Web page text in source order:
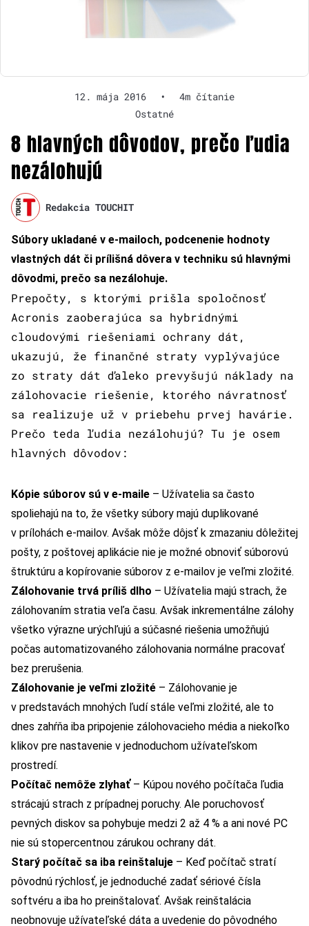
12. mája 2016 •
4m čítanie
Ostatné
8 hlavných dôvodov, prečo ľudia
nezálohujú
Redakcia TOUCHIT
Súbory ukladané v e-mailoch, podcenenie hodnoty
vlastných dát či prílišná dôvera v techniku sú hlavnými
dôvodmi, prečo sa nezálohuje.
Prepočty, s ktorými prišla spoločnosť
Acronis zaoberajúca sa hybridnými
cloudovými riešeniami ochrany dát,
ukazujú, že finančné straty vyplývajúce
zo straty dát ďaleko prevyšujú náklady na
zálohovacie riešenie, ktorého návratnosť
sa realizuje už v priebehu prvej havárie.
Prečo teda ľudia nezálohujú? Tu je osem
hlavných dôvodov:
Kópie súborov sú v e-maile – Užívatelia sa často
spoliehajú na to, že všetky súbory majú duplikované
v prílohách e-mailov. Avšak môže dôjsť k zmazaniu dôležitej
pošty, z poštovej aplikácie nie je možné obnoviť súborovú
štruktúru a kopírovanie súborov z e-mailov je veľmi zložité.
Zálohovanie trvá príliš dlho – Užívatelia majú strach, že
zálohovaním stratia veľa času. Avšak inkrementálne zálohy
všetko výrazne urýchľujú a súčasné riešenia umožňujú
počas automatizovaného zálohovania normálne pracovať
bez prerušenia.
Zálohovanie je veľmi zložité – Zálohovanie je
v predstavách mnohých ľudí stále veľmi zložité, ale to
dnes zahŕňa iba pripojenie zálohovacieho média a niekoľko
klikov pre nastavenie v jednoduchom užívateľskom
prostredí.
Počítač nemôže zlyhať – Kúpou nového počítača ľudia
strácajú strach z prípadnej poruchy. Ale poruchovosť
pevných diskov sa pohybuje medzi 2 až 4 % a ani nové PC
nie sú stopercentnou zárukou ochrany dát.
Starý počítač sa iba reinštaluje – Keď počítač stratí
pôvodnú rýchlosť, je jednoduché zadať sériové čísla
softvéru a iba ho preinštalovať. Avšak reinštalácia
neobnovuje užívateľské dáta a uvedenie do pôvodného